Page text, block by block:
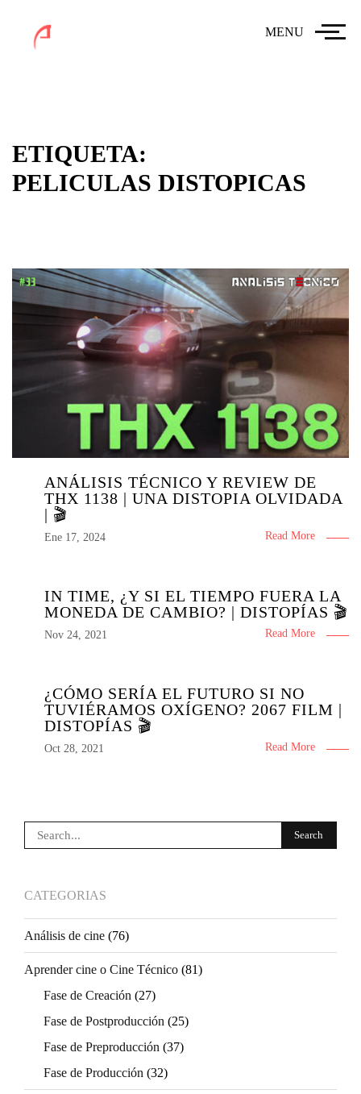
MENU
ETIQUETA:
PELICULAS DISTOPICAS
ANÁLISIS TÉCNICO Y REVIEW DE
THX 1138 | UNA DISTOPIA OLVIDADA
| 🎬
Ene 17, 2024 Read More
IN TIME, ¿Y SI EL TIEMPO FUERA LA
MONEDA DE CAMBIO? | DISTOPÍAS 🎬
Nov 24, 2021 Read More
¿CÓMO SERÍA EL FUTURO SI NO
TUVIÉRAMOS OXÍGENO? 2067 FILM |
DISTOPÍAS 🎬
Oct 28, 2021 Read More
CATEGORIAS
Análisis de cine (76)
Aprender cine o Cine Técnico (81)
Fase de Creación (27)
Fase de Postproducción (25)
Fase de Preproducción (37)
Fase de Producción (32)